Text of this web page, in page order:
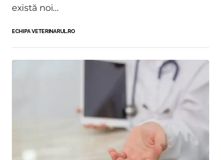
există noi...
ECHIPA VETERINARUL.RO